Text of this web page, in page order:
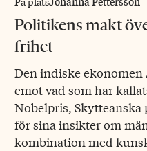
Politikens makt
frihet
Den indiske ekonomen
emot vad som har
Nobelpris,
för sina insikter om
kombination med